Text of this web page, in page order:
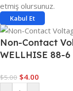
etmiş olursunuz.
Kabul Et
Non-Contact
WELLHISE 88-6
$5.00 $4.00